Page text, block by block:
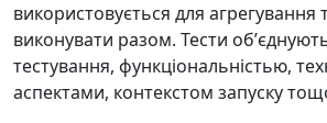
використовується для агрегування
виконувати разом. Тести
тестування, функціональністью,
аспектами, контекстом запуску